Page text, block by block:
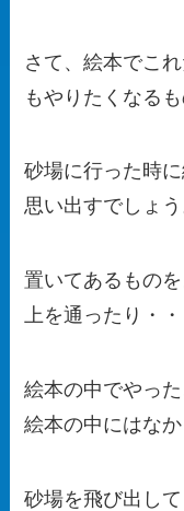
さて、絵本でこ
もやりたくなるも
砂場に行った時
思い出すでしょう
置いてあるもの
上を通ったり・・
絵本の中でやっ
絵本の中にはな
砂場を飛び出し